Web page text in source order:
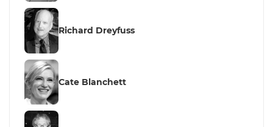
Richard Dreyfuss
Cate Blanchett